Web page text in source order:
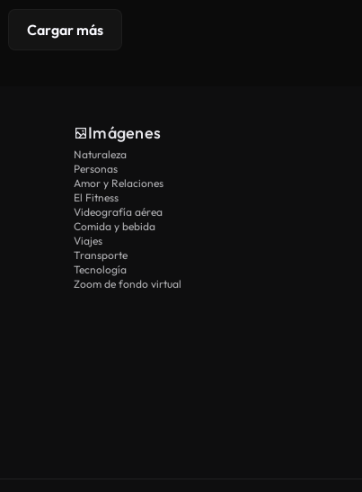
Cargar más
Imágenes
Naturaleza
Personas
Amor y Relaciones
El Fitness
Videografía aérea
Comida y bebida
Viajes
Transporte
Tecnología
Zoom de fondo virtual